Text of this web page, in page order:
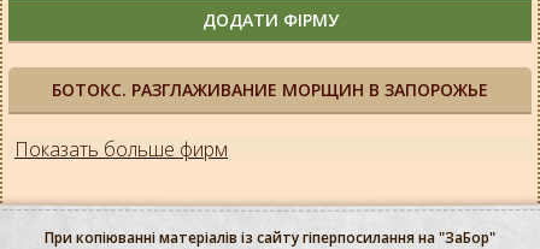
БОТОКС. РАЗГЛАЖИВАНИЕ МОРЩИН В ЗАПОРОЖЬЕ
Показать больше фирм
ДОДАТИ ФІРМУ
При копіюванні матеріалів із сайту гіперпосилання на "ЗаБор"